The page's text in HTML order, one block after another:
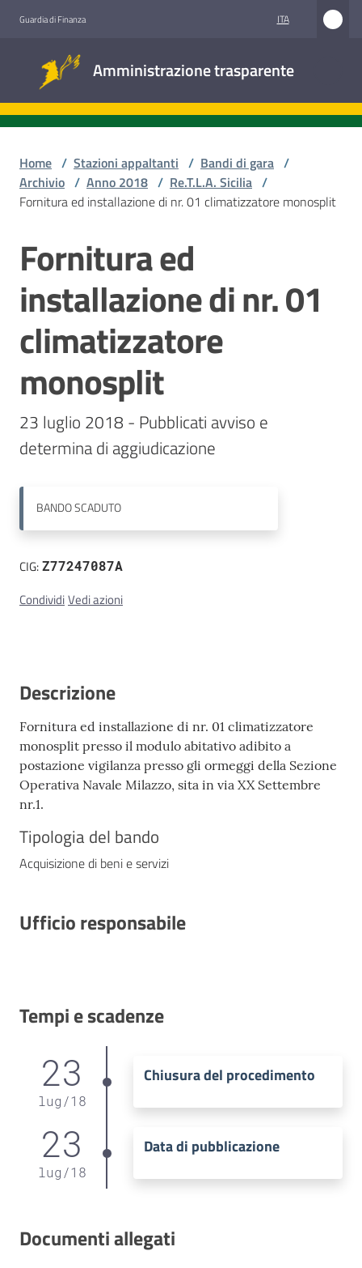
Guardia di Finanza ITA
Amministrazione trasparente
trasparente
Stazioni
appaltanti
Contatti
Home / Stazioni appaltanti / Bandi di gara /
Archivio / Anno 2018 / Re.T.L.A. Sicilia /
Fornitura ed installazione di nr. 01 climatizzatore monosplit
Salta al contenuto
Fornitura ed
installazione di nr. 01
climatizzatore
monosplit
23 luglio 2018 - Pubblicati avviso e
BANDOSCADUTO
CIG:Z77247087A
CondividiVedi azioni
Descrizione
Fornitura ed installazione di nr. 01 climatizzatore
monosplit presso il modulo abitativo adibito a
postazione vigilanza presso gli ormeggi della Sezione
Operativa Navale Milazzo, sita in via XX Settembre
nr.1.
Tipologia del bando
Acquisizione di beni e servizi
Ufficio responsabile
Tempi e scadenze
23
lug /18
Chiusura del procedimento
23
lug /18
Data di pubblicazione
Documenti allegati